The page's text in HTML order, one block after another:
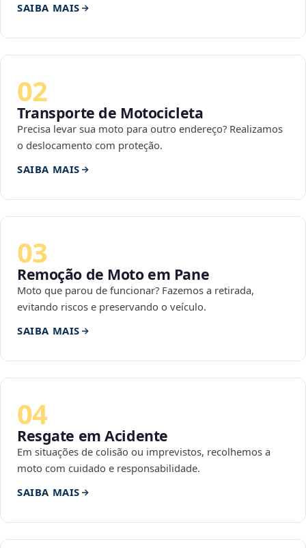
SAIBA MAIS
02
Transporte de Motocicleta
Precisa levar sua moto para outro endereço? Realizamos
o deslocamento com proteção.
SAIBA MAIS
03
Remoção de Moto em Pane
Moto que parou de funcionar? Fazemos a retirada,
evitando riscos e preservando o veículo.
SAIBA MAIS
04
Resgate em Acidente
Em situações de colisão ou imprevistos, recolhemos a
moto com cuidado e responsabilidade.
SAIBA MAIS